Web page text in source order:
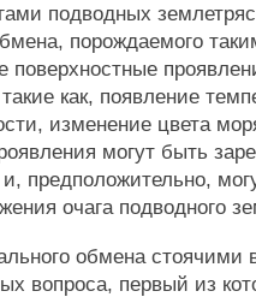
подводных
порождаемого
как, появление
изменение цвета
могут быть
предположительно,
очага подводного
обмена стоячими
вопроса, первый из